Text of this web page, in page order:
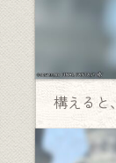
構えると